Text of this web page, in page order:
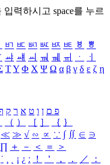
입력하시고 space를 누르
ㅲ ㅳ ㅴ ㅵ ㅶ ㅷ ㅸ
ㅹ
ㆇ ㆈ ㆉ ㆊ ㆋ ㆌ ㆍ
ㆎ
ΤΥ Φ Χ Ψ Ω α β γ δ ε ζ η
פ ם ן ו ט א ר ק
（ ） ［ ］ ｛ ｝
≪ ≫ √ ∽ ∝ ∵ ∫ ∬ ∈ ∋
∏ ＋ － ＜ ＝
＞
˙ ¸ ¡ ¿ ː ！ ＇ ， ． ／
：